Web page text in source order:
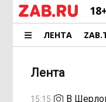
ЛЕНТА
Лента
15:15
В